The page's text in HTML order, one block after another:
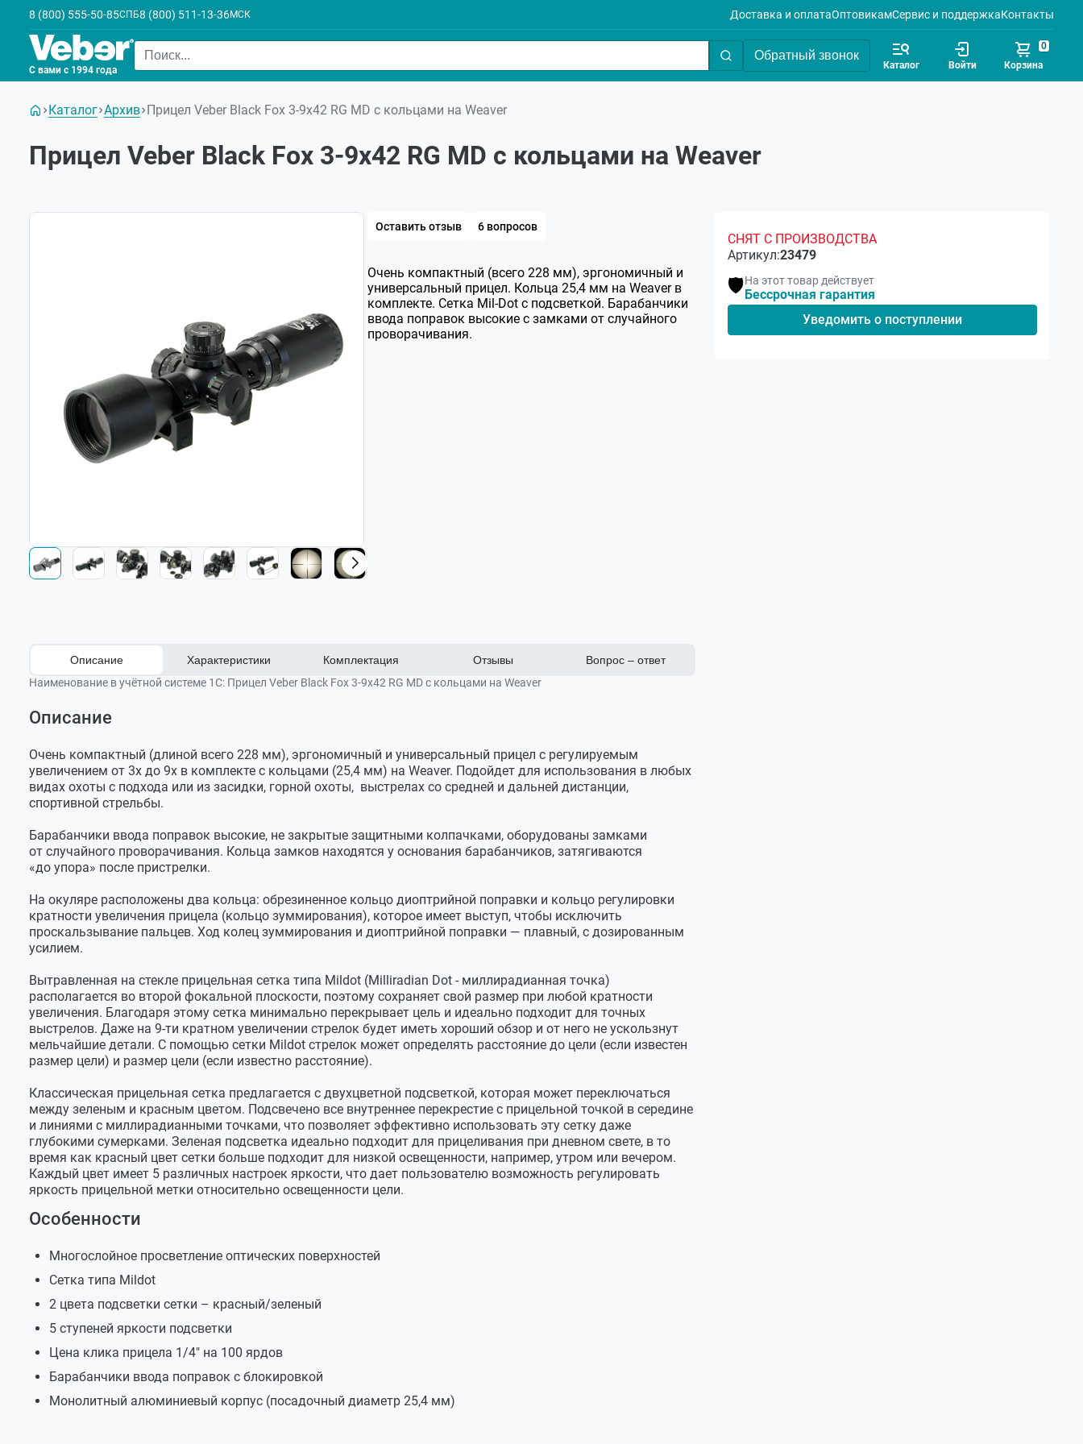
8 (800) 555-50-85СПБ8 (800) 511-13-36МСК Доставка и оплатаОптовикамСервис и поддержкаКонтакты
С вами с 1994 года
Обратный звонок
Каталог Войти Корзина
0
Каталог Архив Прицел Veber Black Fox 3-9x42 RG MD с кольцами на Weaver
Прицел Veber Black Fox 3-9x42 RG MD с кольцами на Weaver
Оставить отзыв 6 вопросов
Очень компактный (всего 228 мм), эргономичный и
универсальный прицел. Кольца 25,4 мм на Weaver в
комплекте. Сетка Mil-Dot с подсветкой. Барабанчики
ввода поправок высокие с замками от случайного
проворачивания.
Описание Характеристики Комплектация Отзывы
Вопрос – ответ
Наименование в учётной системе 1С: Прицел Veber Black Fox 3-9x42 RG MD с кольцами на Weaver
Описание
Очень компактный (длиной всего 228 мм), эргономичный и универсальный прицел с регулируемым
увеличением от 3х до 9х в комплекте с кольцами (25,4 мм) на Weaver. Подойдет для использования в любых
видах охоты с подхода или из засидки, горной охоты, выстрелах со средней и дальней дистанции,
спортивной стрельбы.
Барабанчики ввода поправок высокие, не закрытые защитными колпачками, оборудованы замками
от случайного проворачивания. Кольца замков находятся у основания барабанчиков, затягиваются
«до упора» после пристрелки.
На окуляре расположены два кольца: обрезиненное кольцо диоптрийной поправки и кольцо регулировки
кратности увеличения прицела (кольцо зуммирования), которое имеет выступ, чтобы исключить
проскальзывание пальцев. Ход колец зуммирования и диоптрийной поправки — плавный, с дозированным
усилием.
Вытравленная на стекле прицельная сетка типа Mildot (Milliradian Dot - миллирадианная точка)
располагается во второй фокальной плоскости, поэтому сохраняет свой размер при любой кратности
увеличения. Благодаря этому сетка минимально перекрывает цель и идеально подходит для точных
выстрелов. Даже на 9-ти кратном увеличении стрелок будет иметь хороший обзор и от него не ускользнут
мельчайшие детали. С помощью сетки Mildot стрелок может определять расстояние до цели (если известен
размер цели) и размер цели (если известно расстояние).
Классическая прицельная сетка предлагается с двухцветной подсветкой, которая может переключаться
между зеленым и красным цветом. Подсвечено все внутреннее перекрестие с прицельной точкой в середине
и линиями с миллирадианными точками, что позволяет эффективно использовать эту сетку даже
глубокими сумерками. Зеленая подсветка идеально подходит для прицеливания при дневном свете, в то
время как красный цвет сетки больше подходит для низкой освещенности, например, утром или вечером.
Каждый цвет имеет 5 различных настроек яркости, что дает пользователю возможность регулировать
яркость прицельной метки относительно освещенности цели.
Особенности
Многослойное просветление оптических поверхностей
Сетка типа Mildot
2 цвета подсветки сетки – красный/зеленый
5 ступеней яркости подсветки
Цена клика прицела 1/4" на 100 ярдов
Барабанчики ввода поправок с блокировкой
Монолитный алюминиевый корпус (посадочный диаметр 25,4 мм)
Увеличение, крат
Диаметр объектива, мм 42
Дульная энергия (максимальная) для
пневматики, Дж
7,5
огнестрельного нарезного оружия, Дж
Дульная энергия (максимальная) для
огнестрельного гладкоствольного оружия,
2100
Сетка, подсветка сетки Mil-Dot, есть (красный/зеленый)
Поле зрения (FT/100 ярдов) 36,7 на 3х; 12,5 на 9х
Удаление выходного зрачка, мм 99
Посадочный диаметр трубки, мм 25,4
Цена деления механизма поправок 1/4" на 100 ярдов*
Вес, кг 0,597
Длина, мм 228
* 6,35 мм на 91,44 м
Прицел Veber Black Fox 3-9x42 RG MD с кольцами на Weaver
Посадочные кольца на Weaver, 25,4 мм
Защитные колпачки (окулярный-желтый пластиковый светофильтр, объективный-прозрачный
пластиковый), на резинке
Батарейка CR2032, 3В
Руководство по эксплуатации
Гарантийный талон
Оставить отзыв
Задать вопрос
Богдан 09.06.2021
Добрый день! Возможно узнать длину окуляра и объектива от мест крепления (25,4)
Служба поддержки
назад) и отсутствует на складах, что указано на сайте .К заказу данный артикул недоступен.
Василий
Есть ли для данного прицела крыжки флип ап, и каково реальное поле зрения?
Служба поддержки 18.09.2019
Добрый день.Поле зрения :36,7 ярдов при удалении на 100 ярдов - при минимальной кратности
(0,91 м ). Крышки можно подобрать , если у Вас уже есть данный прицел , см. раздел крышки для
прицелов на сайте. Прицел отсутствует на складах ,что указано на сайте.
Олег 29.04.2019
планируется завоз данных прицелов на склад с г.Москва? если да то когда?
Добрый день.Поставка прицелов с компактной формой ожидается к середине лета 2019
года.Поступление товара на склады Санкт-Петербурга и Москвы будет отражено на сайте Вебер.
Валерий
Добрый день. Патрон 7,62х39 (дульная энергия 2110 - нарезая Сайга МК-03). Выдержит ли данный
прицел? Спасибо.
СНЯТ С ПРОИЗВОДСТВА
Артикул:23479
🛡️На этот товар действует
Бессрочная гарантия
Уведомить о поступлении